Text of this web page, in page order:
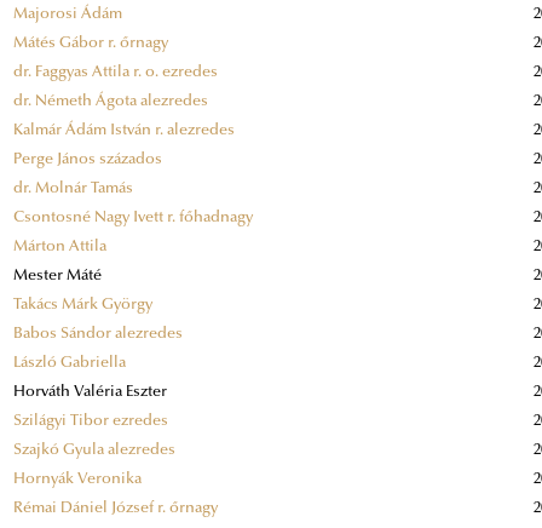
Majorosi Ádám
Mátés Gábor r. őrnagy
dr. Faggyas Attila r. o. ezredes
dr. Németh Ágota alezredes
Kalmár Ádám István r. alezredes
Perge János százados
dr. Molnár Tamás
Csontosné Nagy Ivett r. főhadnagy
Márton Attila
Mester Máté
Takács Márk György
Babos Sándor alezredes
László Gabriella
Horváth Valéria Eszter
Szilágyi Tibor ezredes
Szajkó Gyula alezredes
Hornyák Veronika
Rémai Dániel József r. őrnagy